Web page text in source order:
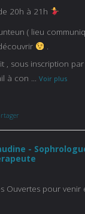
20h à 21h
( lieu
.
, sous inscription
à con ... Voir plus
-
Ouvertes pour venir